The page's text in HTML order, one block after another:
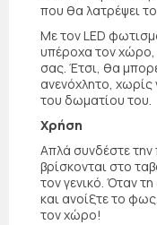
που θα λατρέψει
Με τον LED
υπέροχα τον χώρο,
σας. Έτσι, θα
ανενόχλητο,
του δωματίου του.
Χρήση
Απλά συνδέστε
βρίσκονται στο
τον γενικό. Όταν
και ανοίξτε το
τον χώρο!